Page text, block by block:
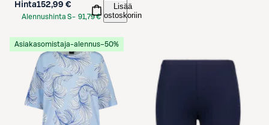
Hinta152,99 €
Alennushinta S- 91,79 €
Lisää
ostoskoriin
Asiakasomistaja-alennus−50%